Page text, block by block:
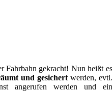
Fahrbahn gekracht! Nun heißt es
und gesichertwerden, evtl.
angerufen werden und ein